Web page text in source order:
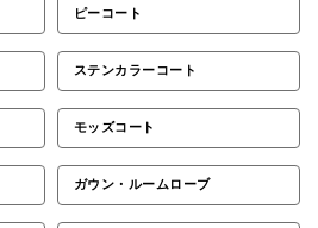
ピーコート
ステンカラーコート
モッズコート
ガウン・ルームローブ